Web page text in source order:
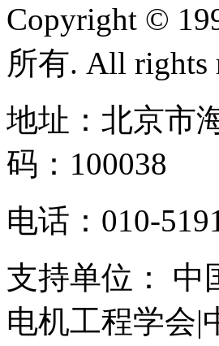
Copyright ©
所有. All rights
地址：北京市
码：100038
电话：010-
支持单位： 中
电机工程学会|